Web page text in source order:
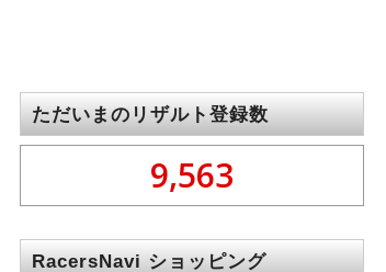
ただいまのリザルト登録数
9,563
RacersNavi ショッピング